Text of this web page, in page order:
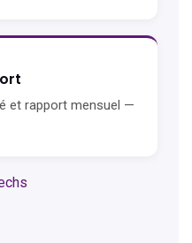
et rapport mensuel —